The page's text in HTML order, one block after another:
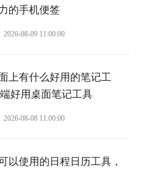
的手机便签
2026-08-09 11:00:00
上有什么好用的笔记工
好用桌面笔记工具
2026-08-08 11:00:00
以使用的日程日历工具，